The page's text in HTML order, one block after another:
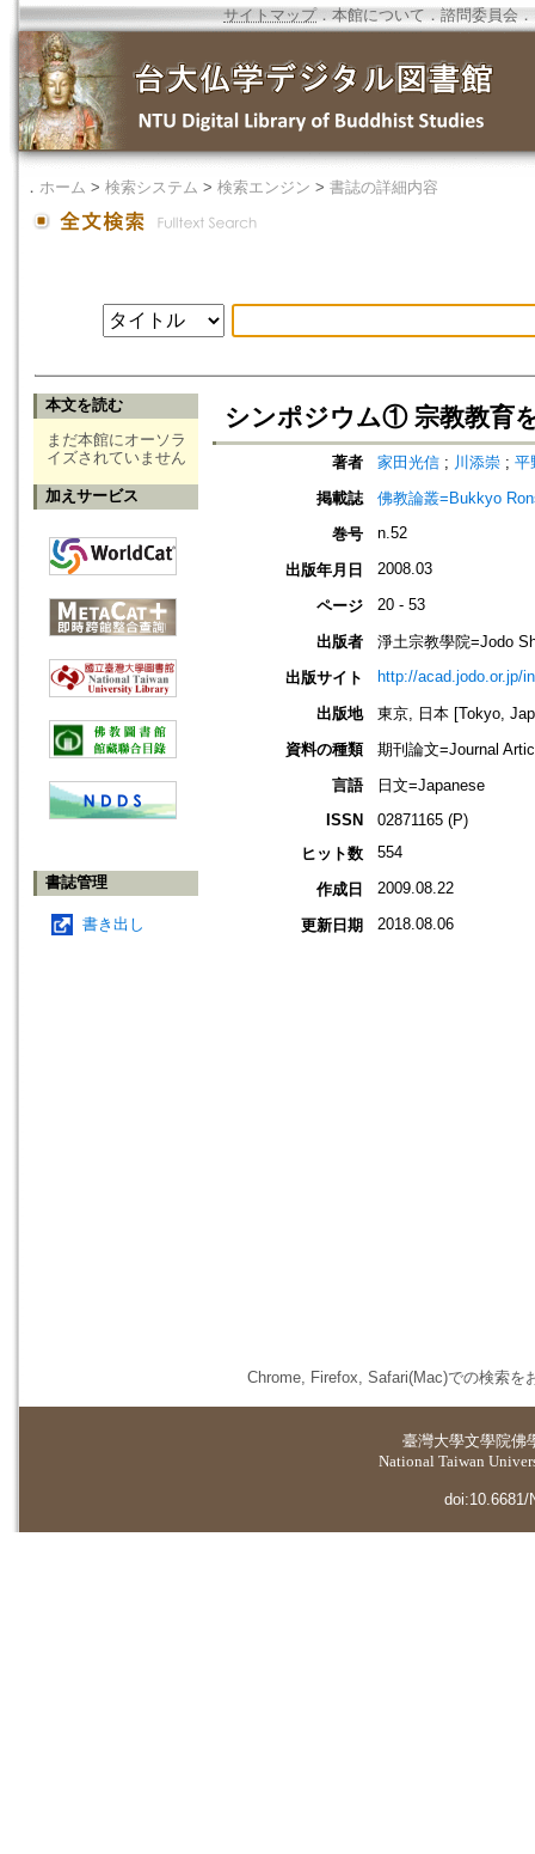
サイトマップ．本館について ． 諮問委員会 ．
． ホーム > 検索システム > 検索エンジン > 書誌の詳細内容
本文を読む
まだ本館にオーソラ
イズされていません
加えサービス
書誌管理
書き出し
シンポジウム① 宗教教育
著者 家田光信 ; 川添崇 ; 平
掲載誌
佛教論叢=Bukkyo
巻号
n.52
出版年月日 2008.03
ページ 20 - 53
出版者
淨土宗教學院=Jodo
出版サイト
http://acad.jodo.or.jp/
出版地
東京, 日本 [Tokyo,
資料の種類
期刊論文=Journal
言語
日文=Japanese
ISSN
02871165 (P)
ヒット数
554
作成日 2009.08.22
更新日期 2018.08.06
Chrome, Firefox, Safari(Mac)での検索を
臺灣大學文學院佛
National Taiwan
doi:10.6681/